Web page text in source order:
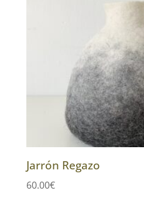
Jarrón Regazo
60.00€